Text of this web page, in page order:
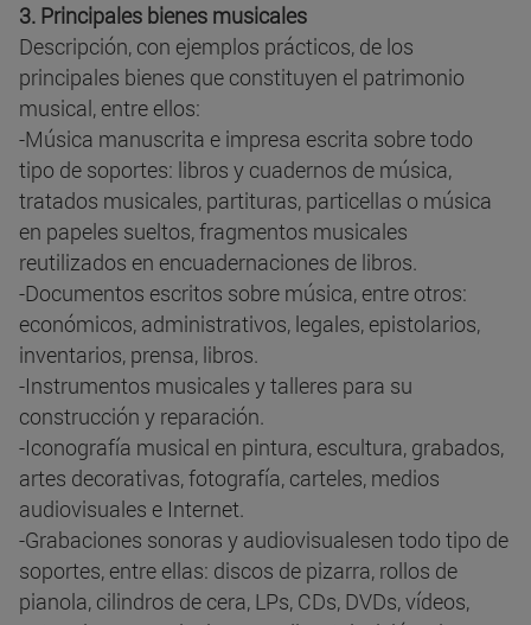
3. Principales bienes musicales
Descripción, con ejemplos prácticos, de los
principales bienes que constituyen el patrimonio
musical, entre ellos:
-Música manuscrita e impresa escrita sobre todo
tipo de soportes: libros y cuadernos de música,
tratados musicales, partituras, particellas o música
en papeles sueltos, fragmentos musicales
reutilizados en encuadernaciones de libros.
-Documentos escritos sobre música, entre otros:
económicos, administrativos, legales, epistolarios,
inventarios, prensa, libros.
-Instrumentos musicales y talleres para su
construcción y reparación.
-Iconografía musical en pintura, escultura, grabados,
artes decorativas, fotografía, carteles, medios
audiovisuales e Internet.
-Grabaciones sonoras y audiovisualesen todo tipo de
soportes, entre ellas: discos de pizarra, rollos de
pianola, cilindros de cera, LPs, CDs, DVDs, vídeos,